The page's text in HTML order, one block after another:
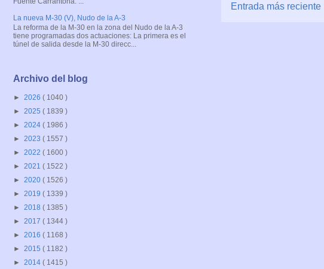
Entrada más reciente
La nueva M-30 (V), Nudo de la A-3
La reforma de la M-30 en la zona del Nudo de la A-3
tiene programadas dos actuaciones: La primera es el
túnel de salida desde la M-30 direcc...
Archivo del blog
► 2026 ( 1040 )
► 2025 ( 1839 )
► 2024 ( 1986 )
► 2023 ( 1557 )
► 2022 ( 1600 )
► 2021 ( 1522 )
► 2020 ( 1526 )
► 2019 ( 1339 )
► 2018 ( 1385 )
► 2017 ( 1344 )
► 2016 ( 1168 )
► 2015 ( 1182 )
► 2014 ( 1415 )